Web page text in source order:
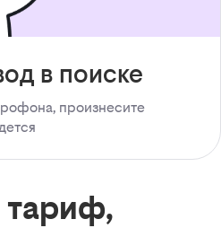
в поиске
произнесите
тариф,